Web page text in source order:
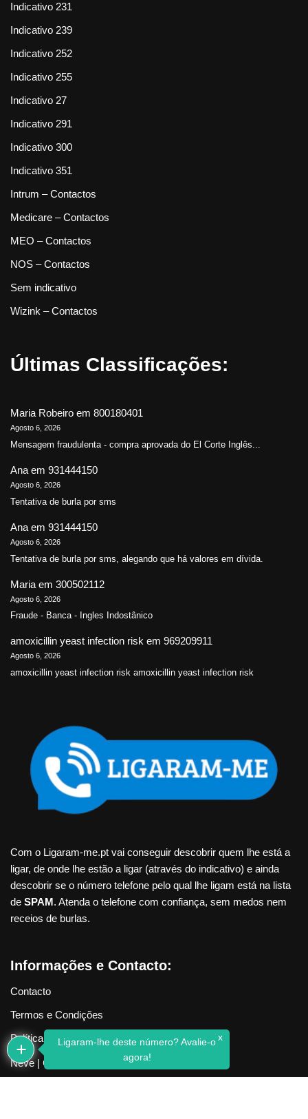
Indicativo 231
Indicativo 239
Indicativo 252
Indicativo 255
Indicativo 27
Indicativo 291
Indicativo 300
Indicativo 351
Intrum – Contactos
Medicare – Contactos
MEO – Contactos
NOS – Contactos
Sem indicativo
Wizink – Contactos
Últimas Classificações:
Maria Robeiro em 800180401
Agosto 6, 2026
Mensagem fraudulenta - compra aprovada do El Corte Inglês...
Ana em 931444150
Agosto 6, 2026
Tentativa de burla por sms
Ana em 931444150
Agosto 6, 2026
Tentativa de burla por sms, alegando que há valores em dívida.
Maria em 300502112
Agosto 6, 2026
Fraude - Banca - Ingles Indostânico
amoxicillin yeast infection risk em 969209911
Agosto 6, 2026
amoxicillin yeast infection risk amoxicillin yeast infection risk
Com o Ligaram-me.pt vai conseguir descobrir quem lhe está a
ligar, de onde lhe estão a ligar (através do indicativo) e ainda
descobrir se o número telefone pelo qual lhe ligam está na lista
de SPAM. Atenda o telefone com confiança, sem medos nem
receios de burlas.
Informações e Contacto:
Contacto
Termos e Condições
Política de Privacidade
Neve| Criado com WordPress
Ligaram-lhe deste número? Avalie-o
agora!
x